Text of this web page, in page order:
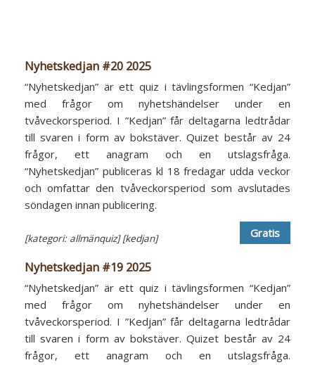
Nyhetskedjan #20 2025
“Nyhetskedjan” är ett quiz i tävlingsformen “Kedjan”
med frågor om nyhetshändelser under en
tvåveckorsperiod. I ”Kedjan” får deltagarna ledtrådar
till svaren i form av bokstäver. Quizet består av 24
frågor, ett anagram och en utslagsfråga.
“Nyhetskedjan” publiceras kl 18 fredagar udda veckor
och omfattar den tvåveckorsperiod som avslutades
söndagen innan publicering.
[kategori: allmänquiz] [kedjan] Gratis
Nyhetskedjan #19 2025
“Nyhetskedjan” är ett quiz i tävlingsformen “Kedjan”
med frågor om nyhetshändelser under en
tvåveckorsperiod. I ”Kedjan” får deltagarna ledtrådar
till svaren i form av bokstäver. Quizet består av 24
frågor, ett anagram och en utslagsfråga.